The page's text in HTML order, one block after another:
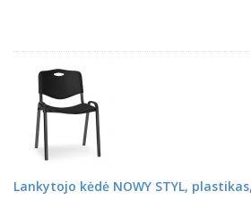
Lankytojo kėdė NOWY STYL,